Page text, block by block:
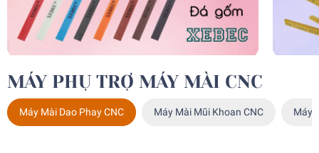
MÁY PHỤ TRỢ MÁY MÀI CNC
Máy Mài Dao Phay CNC Máy Mài Mũi Khoan CNC Máy